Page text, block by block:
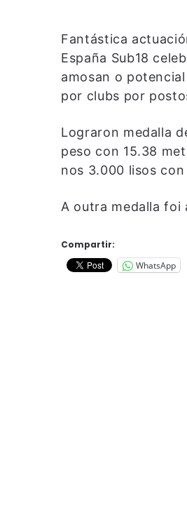
Fantástica
España Sub18
amosan o
por clubs por
Lograron medalla
peso con 15.38
nos 3.000 lisos con
A outra medalla foi
Compartir:
WhatsApp